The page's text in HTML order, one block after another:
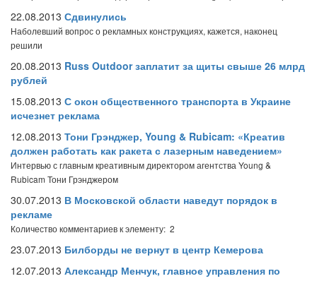
22.08.2013 Сдвинулись
Наболевший вопрос о рекламных конструкциях, кажется, наконец
решили
20.08.2013 Russ Outdoor заплатит за щиты свыше 26 млрд
рублей
15.08.2013 С окон общественного транспорта в Украине
исчезнет реклама
12.08.2013 Тони Грэнджер, Young & Rubicam: «Креатив
должен работать как ракета с лазерным наведением»
Интервью с главным креативным директором агентства Young &
Rubicam Тони Грэнджером
30.07.2013 В Московской области наведут порядок в
рекламе
Количество комментариев к элементу: 2
23.07.2013 Билборды не вернут в центр Кемерова
12.07.2013 Александр Менчук, главное управления по